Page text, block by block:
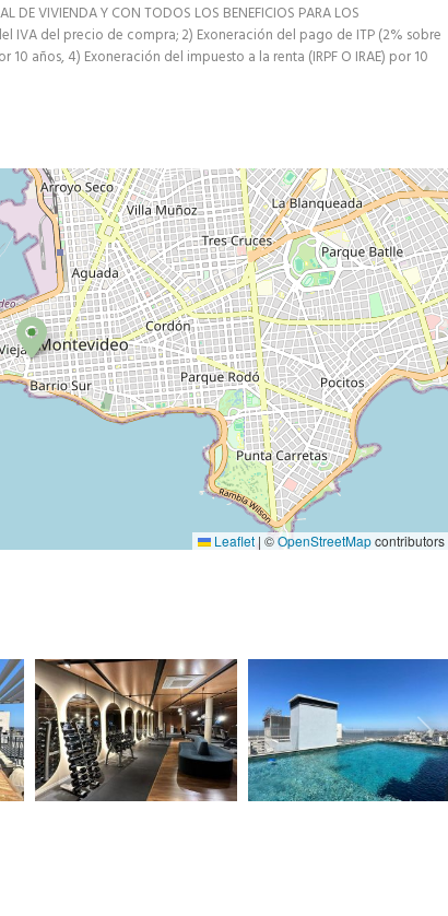
DE VIVIENDA Y CON TODOS LOS BENEFICIOS PARA LOS
del IVA del precio de compra; 2) Exoneración del pago de ITP (2% sobre
años, 4) Exoneración del impuesto a la renta (IRPF O IRAE) por 10
Leaflet | ©OpenStreetMapcontributors